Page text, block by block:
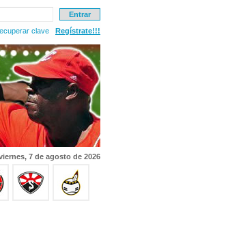
clave Regístrate!!!
7 de agosto de 2026